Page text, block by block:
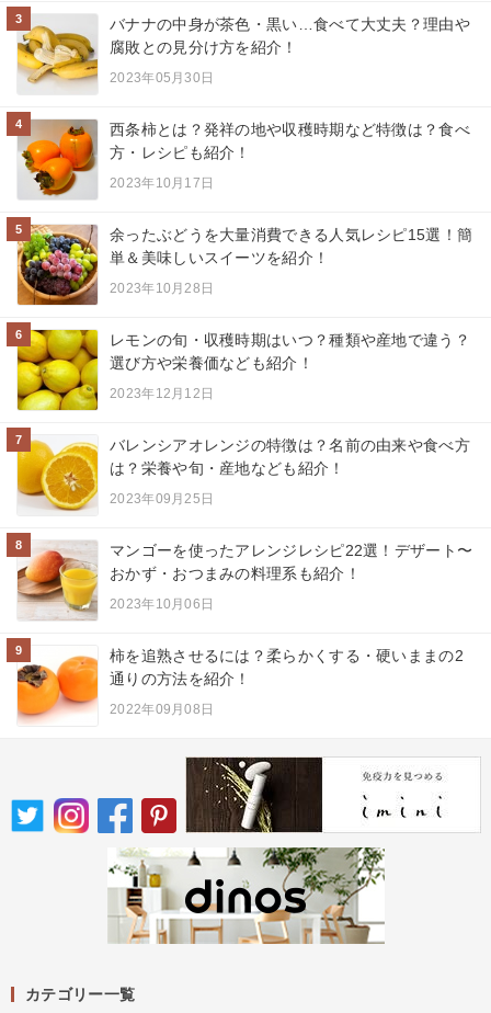
3
バナナの中身が茶色・黒い…食べて大丈夫？理由や
腐敗との見分け方を紹介！
2023年05月30日
4
西条柿とは？発祥の地や収穫時期など特徴は？食べ
方・レシピも紹介！
2023年10月17日
5
余ったぶどうを大量消費できる人気レシピ15選！簡
単＆美味しいスイーツを紹介！
2023年10月28日
6
レモンの旬・収穫時期はいつ？種類や産地で違う？
選び方や栄養価なども紹介！
2023年12月12日
7
バレンシアオレンジの特徴は？名前の由来や食べ方
は？栄養や旬・産地なども紹介！
2023年09月25日
8
マンゴーを使ったアレンジレシピ22選！デザート〜
おかず・おつまみの料理系も紹介！
2023年10月06日
9
柿を追熟させるには？柔らかくする・硬いままの2
通りの方法を紹介！
2022年09月08日
カテゴリー一覧